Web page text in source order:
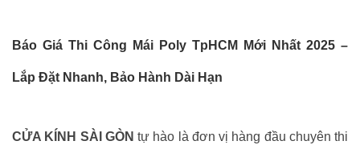
Báo Giá Thi Công Mái Poly TpHCM Mới Nhất 2025 –
Lắp Đặt Nhanh, Bảo Hành Dài Hạn
CỬA KÍNH SÀI GÒN tự hào là đơn vị hàng đầu chuyên thi